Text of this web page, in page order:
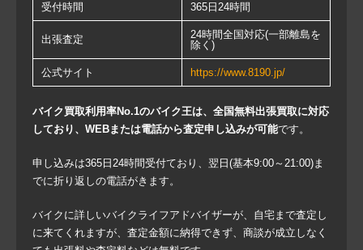
受付時間 365日24時間
出張査定
24時間全国対応(一部離島を
除く)
公式サイト https://www.8190.jp/
バイク買取利用率No.1のバイク王は、全国無料出張買取に対応
しており、WEBまたは電話から査定申し込みが可能です。
申し込みは365日24時間受付ており、翌日(基本9:00～21:00)ま
でに折り返しの電話がきます。
バイクに詳しいバイクライフアドバイザーが、自宅まで査定し
に来てくれますが、査定金額に納得できず、商談が成立しなく